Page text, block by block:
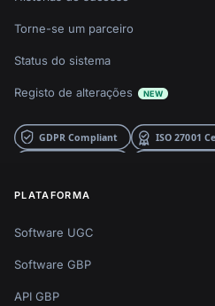
Torne-se um parceiro
Status do sistema
Registo de alterações NEW
PLATAFORMA
Software UGC
Software GBP
API GBP